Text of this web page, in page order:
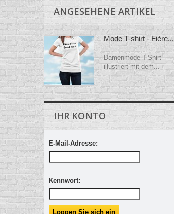
ANGESEHENE ARTIKEL
Mode T-shirt - Fière...
Damenmode T-Shirt
illustriert mit dem...
IHR KONTO
E-Mail-Adresse:
Kennwort: